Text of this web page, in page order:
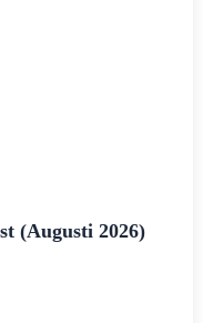
(Augusti 2026)